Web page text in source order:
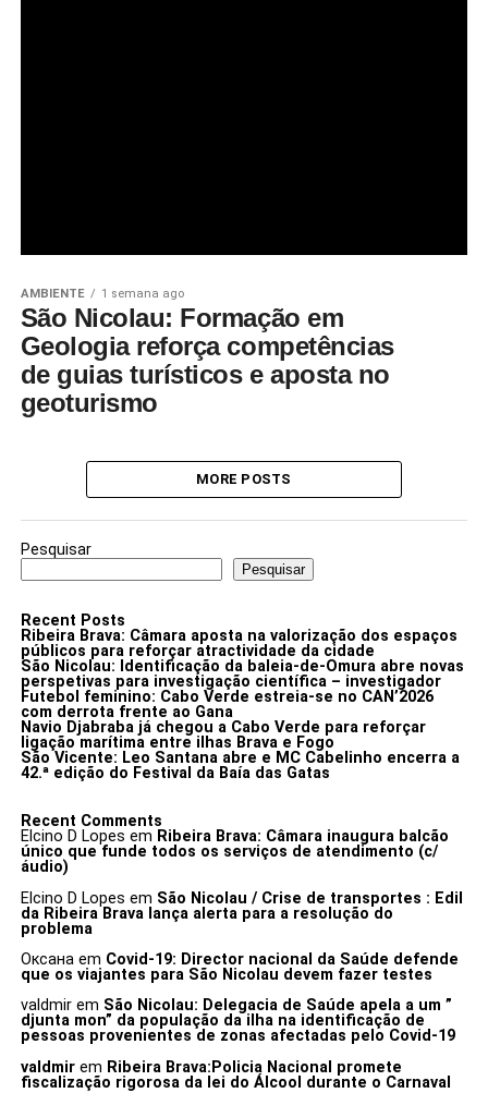
AMBIENTE 1 semana ago
São Nicolau: Formação em
Geologia reforça competências
de guias turísticos e aposta no
geoturismo
MORE POSTS
Pesquisar
Pesquisar
Recent Posts
Ribeira Brava: Câmara aposta na valorização dos espaços
públicos para reforçar atractividade da cidade
São Nicolau: Identificação da baleia-de-Omura abre novas
perspetivas para investigação científica – investigador
Futebol feminino: Cabo Verde estreia-se no CAN’2026
com derrota frente ao Gana
Navio Djabraba já chegou a Cabo Verde para reforçar
ligação marítima entre ilhas Brava e Fogo
São Vicente: Leo Santana abre e MC Cabelinho encerra a
42.ª edição do Festival da Baía das Gatas
Recent Comments
Elcino D Lopes em Ribeira Brava: Câmara inaugura balcão
único que funde todos os serviços de atendimento (c/
áudio)
Elcino D Lopes em São Nicolau / Crise de transportes : Edil
da Ribeira Brava lança alerta para a resolução do
problema
Оксанаem Covid-19: Director nacional da Saúde defende
que os viajantes para São Nicolau devem fazer testes
valdmirem São Nicolau: Delegacia de Saúde apela a um ”
djunta mon” da população da ilha na identificação de
pessoas provenientes de zonas afectadas pelo Covid-19
valdmirem Ribeira Brava:Policia Nacional promete
fiscalização rigorosa da lei do Álcool durante o Carnaval